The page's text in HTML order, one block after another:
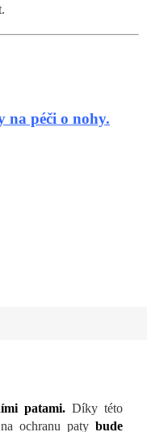
na péči o nohy.
patami.Díky této
ochranu paty bude